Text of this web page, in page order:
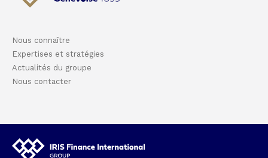
Nous connaître
Expertises et stratégies
Actualités du groupe
Nous contacter